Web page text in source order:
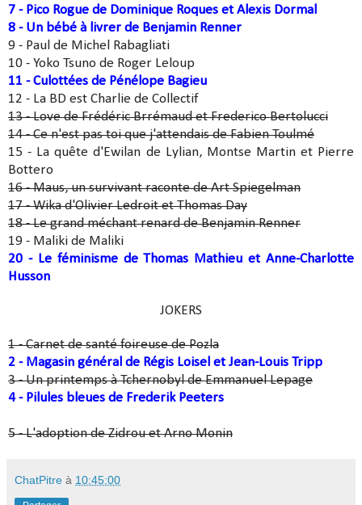
7 - Pico Rogue de Dominique Roques et Alexis Dormal
8 - Un bébé à livrer de Benjamin Renner
9 - Paul de Michel Rabagliati
10 - Yoko Tsuno de Roger Leloup
11 - Culottées de Pénélope Bagieu
12 - La BD est Charlie de Collectif
13 - Love de Frédéric Brrémaud et Frederico Bertolucci
14 - Ce n'est pas toi que j'attendais de Fabien Toulmé
15 - La quête d'Ewilan de Lylian, Montse Martin et Pierre
Bottero
16 - Maus, un survivant raconte de Art Spiegelman
17 - Wika d'Olivier Ledroit et Thomas Day
18 - Le grand méchant renard de Benjamin Renner
19 - Maliki de Maliki
20 - Le féminisme de Thomas Mathieu et Anne-Charlotte
Husson
JOKERS
1 - Carnet de santé foireuse de Pozla
2 - Magasin général de Régis Loisel et Jean-Louis Tripp
3 - Un printemps à Tchernobyl de Emmanuel Lepage
4 - Pilules bleues de Frederik Peeters
5 - L'adoption de Zidrou et Arno Monin
ChatPitre à 10:45:00